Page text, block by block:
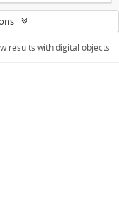
results with digital objects